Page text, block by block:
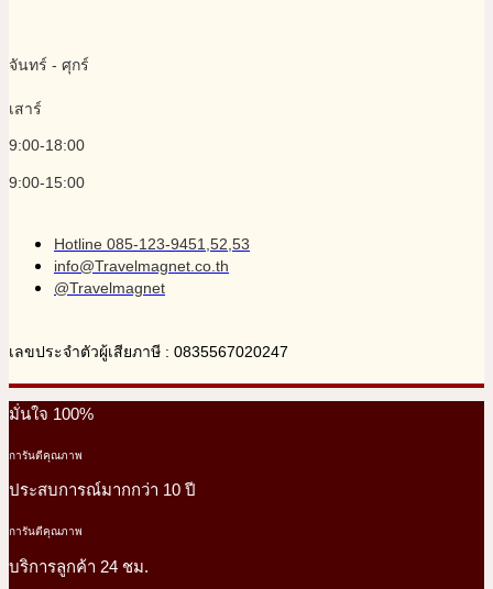
จันทร์ - ศุกร์
เสาร์
9:00-18:00
9:00-15:00
Hotline 085-123-9451,52,53
info@Travelmagnet.co.th
@Travelmagnet
เลขประจำตัวผู้เสียภาษี : 0835567020247
มั่นใจ 100%
การันตีคุณภาพ
ประสบการณ์มากกว่า 10 ปี
การันตีคุณภาพ
บริการลูกค้า 24 ชม.